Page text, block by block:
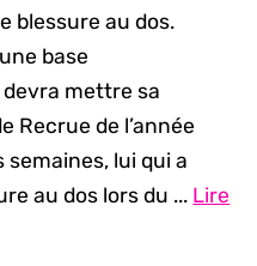
blessure au dos.
base
mettre sa
Recrue de l’année
lui qui a
au dos lors du ... Lire